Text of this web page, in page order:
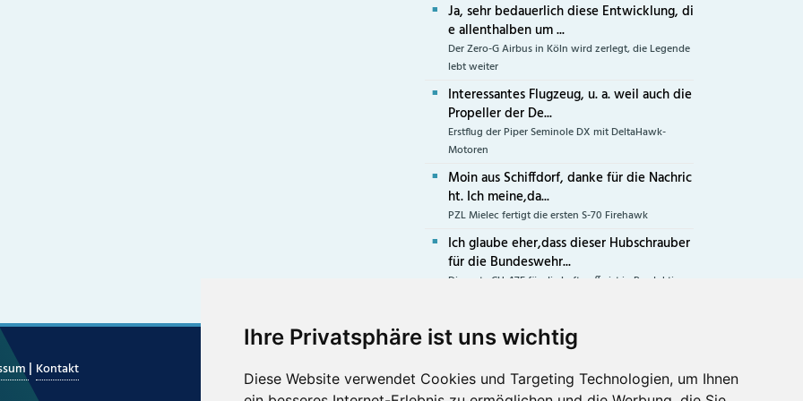
Ihre Privatsphäre ist uns wichtig
Diese Website verwendet Cookies und Targeting Technologien, um Ihnen
Ja, sehr bedauerlich diese Entwicklung, di
e allenthalben um ...
Der Zero-G Airbus in Köln wird zerlegt, die Legende
lebt weiter
Interessantes Flugzeug, u. a. weil auch die
Propeller der De...
Erstflug der Piper Seminole DX mit DeltaHawk-
Motoren
Moin aus Schiffdorf, danke für die Nachric
ht. Ich meine,da...
PZL Mielec fertigt die ersten S-70 Firehawk
Ich glaube eher,dass dieser Hubschrauber
für die Bundeswehr...
Die erste CH-47F für die Luftwaffe ist in Produktion
| Kontakt
Abonnieren Sie